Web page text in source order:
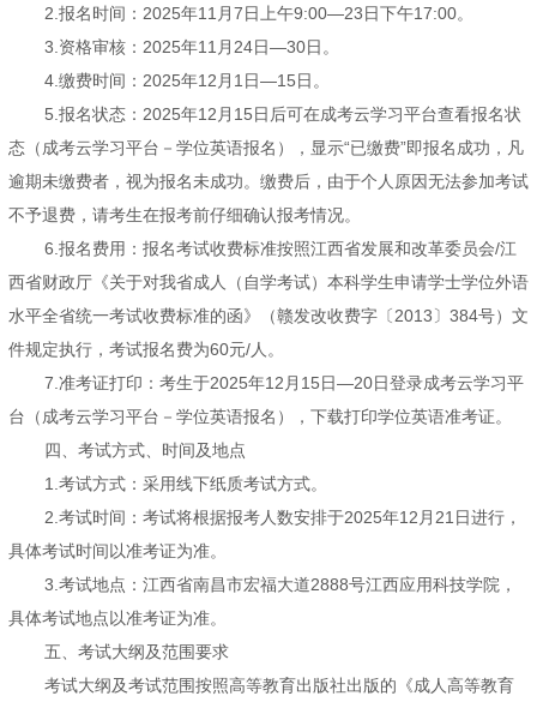
2.报名时间：2025年11月7日上午9:00—23日下午17:00。
3.资格审核：2025年11月24日—30日。
4.缴费时间：2025年12月1日—15日。
5.报名状态：2025年12月15日后可在成考云学习平台查看报名状
态（成考云学习平台－学位英语报名），显示“已缴费”即报名成功，凡
逾期未缴费者，视为报名未成功。缴费后，由于个人原因无法参加考试
不予退费，请考生在报考前仔细确认报考情况。
6.报名费用：报名考试收费标准按照江西省发展和改革委员会/江
西省财政厅《关于对我省成人（自学考试）本科学生申请学士学位外语
水平全省统一考试收费标准的函》（赣发改收费字〔2013〕384号）文
件规定执行，考试报名费为60元/人。
7.准考证打印：考生于2025年12月15日—20日登录成考云学习平
台（成考云学习平台－学位英语报名），下载打印学位英语准考证。
四、考试方式、时间及地点
1.考试方式：采用线下纸质考试方式。
2.考试时间：考试将根据报考人数安排于2025年12月21日进行，
具体考试时间以准考证为准。
3.考试地点：江西省南昌市宏福大道2888号江西应用科技学院，
具体考试地点以准考证为准。
五、考试大纲及范围要求
考试大纲及考试范围按照高等教育出版社出版的《成人高等教育